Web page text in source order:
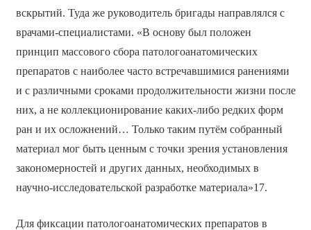
вскрытий. Туда же руководитель бригады направлялся с
врачами-специалистами. «В основу был положен
принцип массового сбора патологоанатомических
препаратов с наиболее часто встречавшимися ранениями
и с различными сроками продолжительности жизни после
них, а не коллекционирование каких-либо редких форм
ран и их осложнений… Только таким путём собранный
материал мог быть ценным с точки зрения установления
закономерностей и других данных, необходимых в
научно-исследовательской разработке материала»17.
Для фиксации патологоанатомических препаратов в